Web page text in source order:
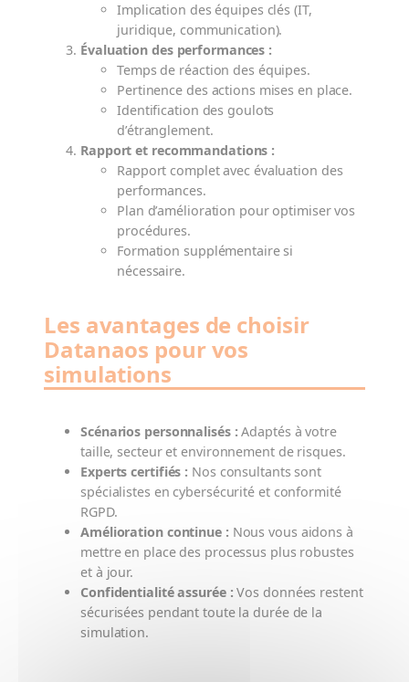
Implication des équipes clés (IT,
juridique, communication).
Évaluation des performances :
Temps de réaction des équipes.
Pertinence des actions mises en place.
Identification des goulots
d’étranglement.
Rapport et recommandations :
Rapport complet avec évaluation des
performances.
Plan d’amélioration pour optimiser vos
procédures.
Formation supplémentaire si
nécessaire.
Les avantages de choisir
Datanaos pour vos
simulations
Scénarios personnalisés : Adaptés à votre
taille, secteur et environnement de risques.
Experts certifiés : Nos consultants sont
spécialistes en cybersécurité et conformité
RGPD.
Amélioration continue : Nous vous aidons à
mettre en place des processus plus robustes
et à jour.
Confidentialité assurée : Vos données restent
sécurisées pendant toute la durée de la
simulation.